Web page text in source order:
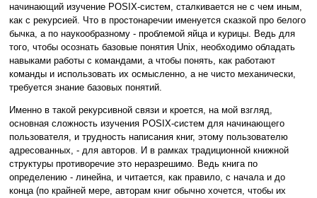
начинающий изучение POSIX-систем, сталкивается не с чем иным,
как с рекурсией. Что в простонаречии именуется сказкой про белого
бычка, а по наукообразному - проблемой яйца и курицы. Ведь для
того, чтобы осознать базовые понятия Unix, необходимо обладать
навыками работы с командами, а чтобы понять, как работают
команды и использовать их осмысленно, а не чисто механически,
требуется знание базовых понятий.
Именно в такой рекурсивной связи и кроется, на мой взгляд,
основная сложность изучения POSIX-систем для начинающего
пользователя, и трудность написания книг, этому пользователю
адресованных, - для авторов. И в рамках традиционной книжной
структуры противоречие это неразрешимо. Ведь книга по
определению - линейна, и читается, как правило, с начала и до
конца (по крайней мере, авторам книг обычно хочется, чтобы их